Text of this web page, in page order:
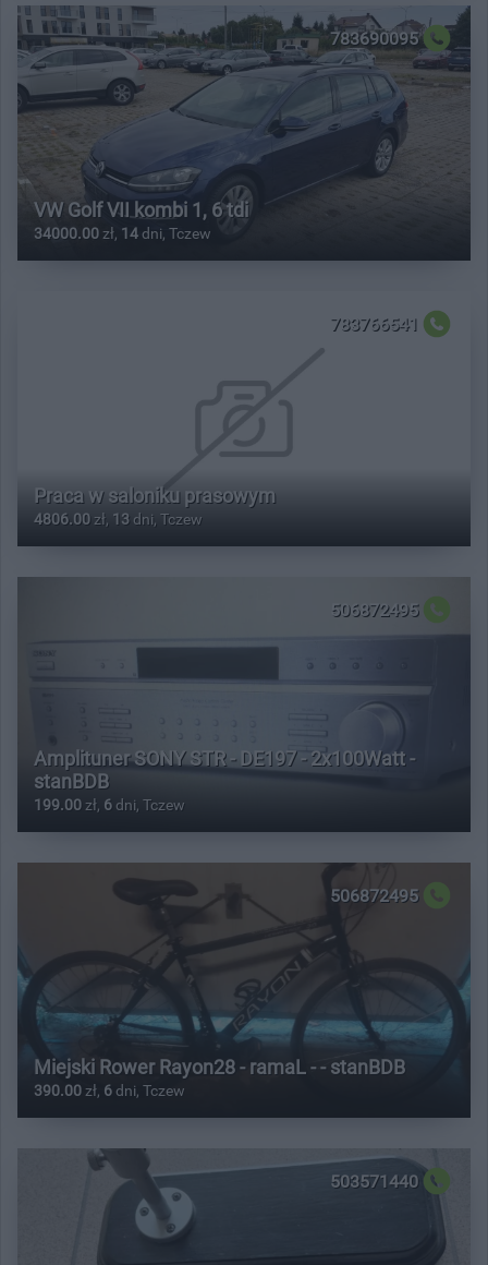
783690095
VW Golf VII kombi 1, 6 tdi
34000.00 zł, 14 dni, Tczew
783766541
Praca w saloniku prasowym
4806.00 zł, 13 dni, Tczew
506872495
Amplituner SONY STR - DE197 - 2x100Watt -
stanBDB
199.00 zł, 6 dni, Tczew
506872495
Miejski Rower Rayon28 - ramaL - - stanBDB
390.00 zł, 6 dni, Tczew
503571440